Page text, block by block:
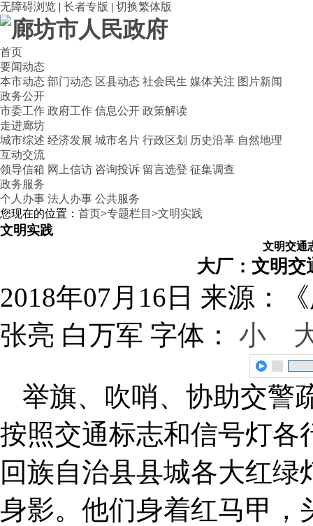
无障碍浏览 | 长者专版 | 切换繁体版
首页
要闻动态
本市动态 部门动态 区县动态 社会民生 媒体关注 图片新闻
政务公开
市委工作 政府工作 信息公开 政策解读
走进廊坊
城市综述 经济发展 城市名片 行政区划 历史沿革 自然地理
互动交流
领导信箱 网上信访 咨询投诉 留言选登 征集调查
政务服务
个人办事 法人办事 公共服务
您现在的位置： 首页>专题栏目 >文明实践
文明实践
文明交通
大厂：文明交
2018年07月16日 来源：
张亮 白万军 字体： 小
举旗、吹哨、协助交警
按照交通标志和信号灯
回族自治县县城各大红
身影。他们身着红马甲，